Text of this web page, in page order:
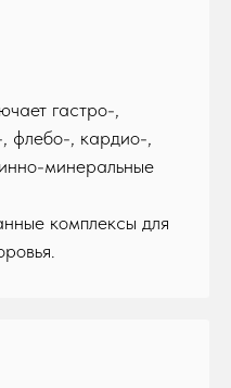
гастро-,
флебо-, кардио-,
минеральные
комплексы для